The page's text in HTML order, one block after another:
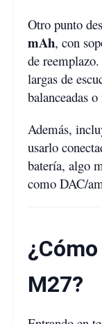
Otro punto
mAh, con
de
largas de
balanceadas
Además,
usarlo
batería, algo
como DAC/
M27?